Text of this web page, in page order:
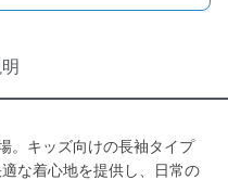
。キッズ向けの長袖タイプ
な着心地を提供し、日常の